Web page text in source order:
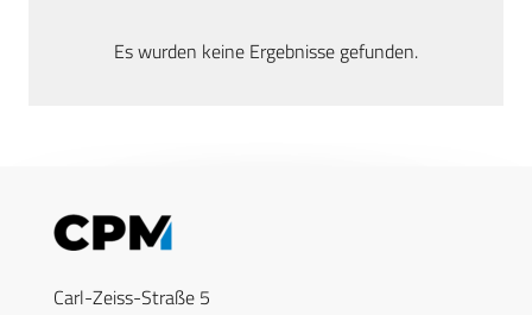
Es wurden keine Ergebnisse gefunden.
Carl-Zeiss-Straße 5